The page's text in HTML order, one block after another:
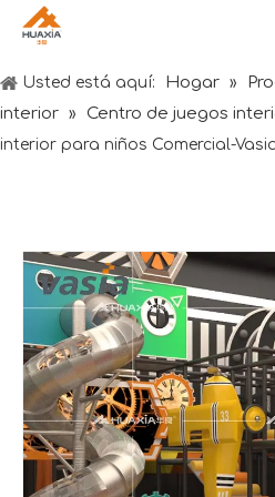
Usted está aquí: Hogar »
interior » Centro de juegos
interior para niños Comercial-